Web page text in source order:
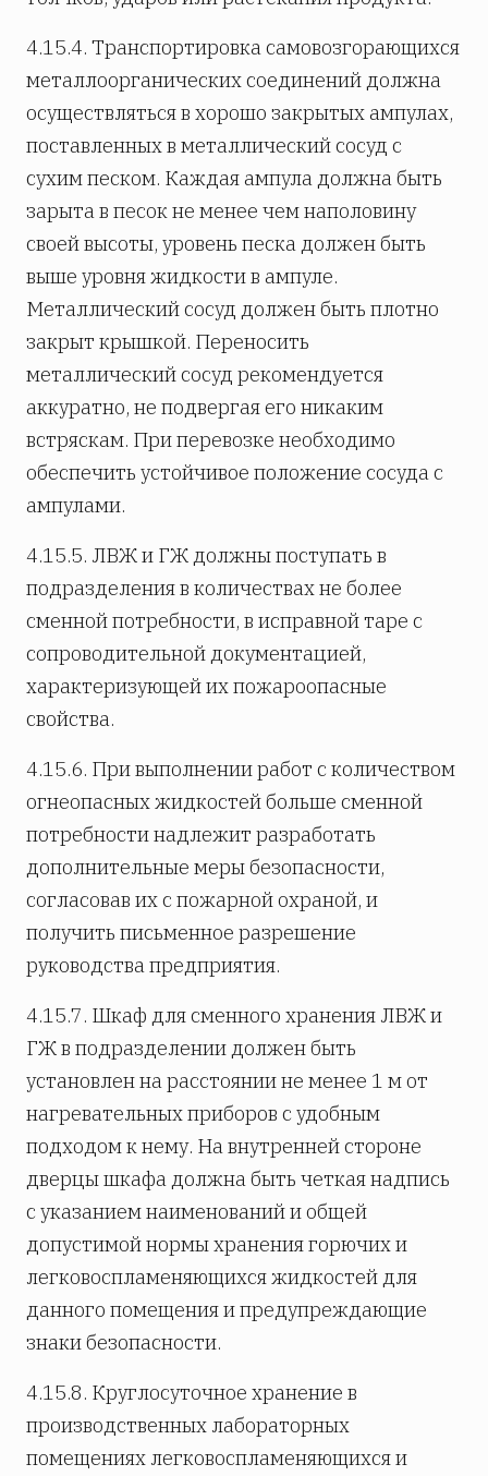
4.15.4. Транспортировка самовозгорающихся
металлоорганических соединений должна
осуществляться в хорошо закрытых ампулах,
поставленных в металлический сосуд с
сухим песком. Каждая ампула должна быть
зарыта в песок не менее чем наполовину
своей высоты, уровень песка должен быть
выше уровня жидкости в ампуле.
Металлический сосуд должен быть плотно
закрыт крышкой. Переносить
металлический сосуд рекомендуется
аккуратно, не подвергая его никаким
встряскам. При перевозке необходимо
обеспечить устойчивое положение сосуда с
ампулами.
4.15.5. ЛВЖ и ГЖ должны поступать в
подразделения в количествах не более
сменной потребности, в исправной таре с
сопроводительной документацией,
характеризующей их пожароопасные
свойства.
4.15.6. При выполнении работ с количеством
огнеопасных жидкостей больше сменной
потребности надлежит разработать
дополнительные меры безопасности,
согласовав их с пожарной охраной, и
получить письменное разрешение
руководства предприятия.
4.15.7. Шкаф для сменного хранения ЛВЖ и
ГЖ в подразделении должен быть
установлен на расстоянии не менее 1 м от
нагревательных приборов с удобным
подходом к нему. На внутренней стороне
дверцы шкафа должна быть четкая надпись
с указанием наименований и общей
допустимой нормы хранения горючих и
легковоспламеняющихся жидкостей для
данного помещения и предупреждающие
знаки безопасности.
4.15.8. Круглосуточное хранение в
производственных лабораторных
помещениях легковоспламеняющихся и